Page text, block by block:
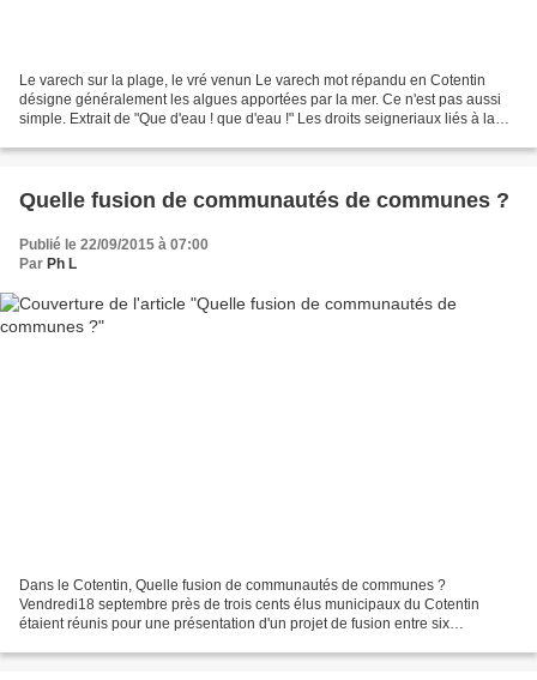
Le varech sur la plage, le vré venun Le varech mot répandu en Cotentin
désigne généralement les algues apportées par la mer. Ce n'est pas aussi
simple. Extrait de "Que d'eau ! que d'eau !" Les droits seigneriaux liés à la
Quelle fusion de communautés de communes ?
Publié le 22/09/2015 à 07:00
Par Ph L
Dans le Cotentin, Quelle fusion de communautés de communes ?
Vendredi18 septembre près de trois cents élus municipaux du Cotentin
étaient réunis pour une présentation d'un projet de fusion entre six